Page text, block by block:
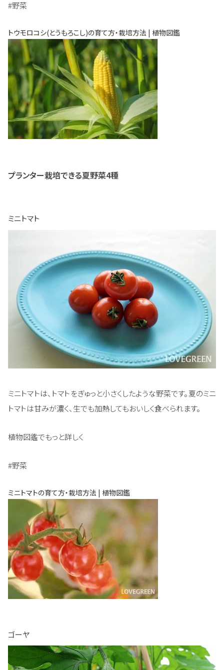
#野菜
トウモロコシ(とうもろこし)の育て方・栽培方法 | 植物図鑑
プランター栽培できる夏野菜4種
ミニトマト
ミニトマトは、トマトをぎゅっと小さくしたような野菜です。夏のミニ
トマトは甘みが濃く、生でも加熱してもおいしく食べられます。
植物図鑑でもっと詳しく
#野菜
ミニトマトの育て方・栽培方法 | 植物図鑑
ゴーヤ